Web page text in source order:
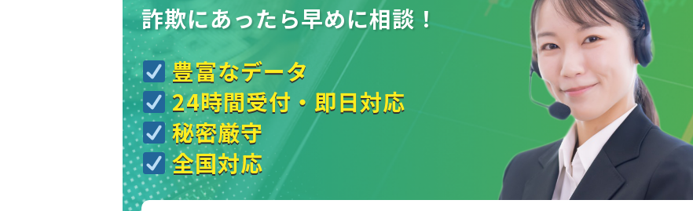
詐欺にあったら早めに相談！
豊富なデータ
24時間受付・即日対応
秘密厳守
全国対応